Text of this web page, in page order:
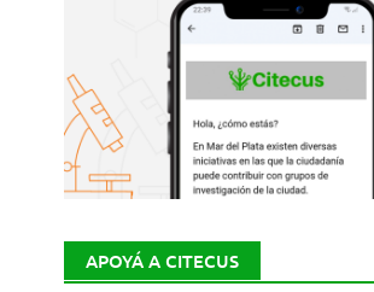
APOYÁ A CITECUS